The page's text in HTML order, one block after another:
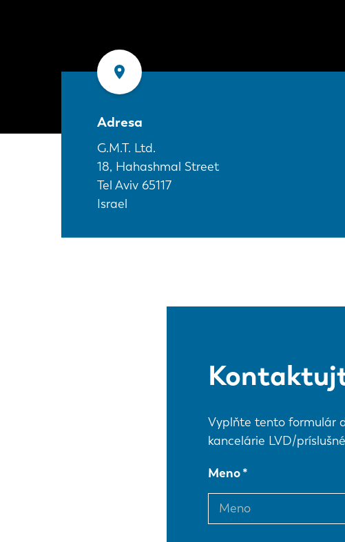
Adresa
G.M.T. Ltd.
18, Hahashmal Street
Tel Aviv 65117
Israel
Vyplňte tento formulár
kancelárie LVD/
Meno